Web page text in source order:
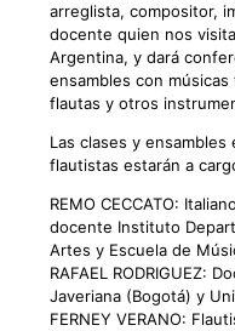
arreglista, compositor,
docente quien nos
Argentina, y dará
ensambles con
flautas y otros
Las clases y ensambles
flautistas estarán a
REMO CECCATO:
docente Instituto
Artes y Escuela de
RAFAEL RODRIGUEZ:
Javeriana (Bogotá) y
FERNEY VERANO: